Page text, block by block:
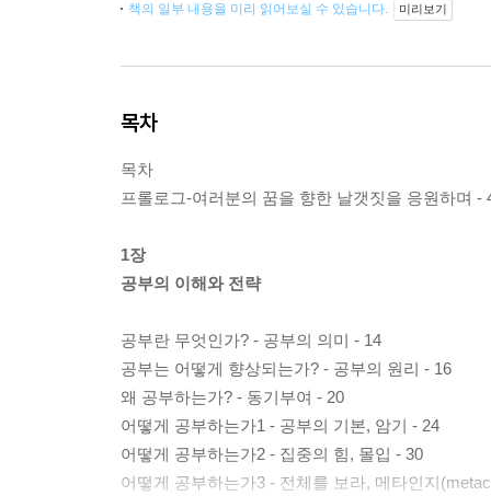
책의 일부 내용을 미리 읽어보실 수 있습니다. 미리보기
목차
목차
프롤로그-여러분의 꿈을 향한 날갯짓을 응원하며 -
1장
공부의 이해와 전략
공부란 무엇인가? - 공부의 의미 - 14
공부는 어떻게 향상되는가? - 공부의 원리 - 16
왜 공부하는가? - 동기부여 - 20
어떻게 공부하는가1 - 공부의 기본, 암기 - 24
어떻게 공부하는가2 - 집중의 힘, 몰입 - 30
어떻게 공부하는가3 - 전체를 보라, 메타인지